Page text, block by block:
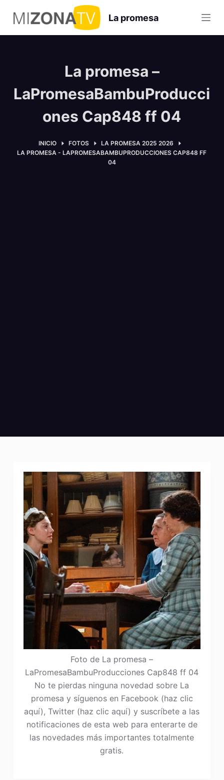
S
a
l
La promesa
La promesa –
LaPromesaBambuProducci
ones Cap848 ff 04
INICIO FOTOS
LA PROMESA 2025 2026
LA PROMESA - LAPROMESABAMBUPRODUCCIONES CAP848 FF
04
Foto de La promesa –
LaPromesaBambuProducciones Cap848 ff 04
No te pierdas ninguna novedad sobre La
promesa y síguenos en Facebook (haz clic
aquí), Twitter (haz clic aquí) y suscríbete a las
notificaciones de esta web para enterarte de
las novedades más importantes totalmente
gratis.